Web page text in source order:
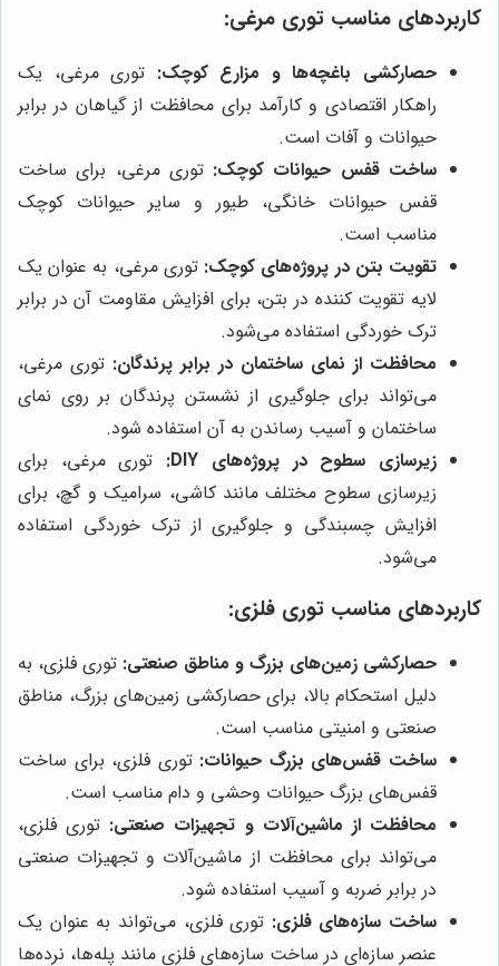
کاربردهای مناسب توری مرغی:
حصارکشی باغچه‌ها و مزارع کوچک: توری مرغی، یک
راهکار اقتصادی و کارآمد برای محافظت از گیاهان در برابر
حیوانات و آفات است.
ساخت قفس حیوانات کوچک: توری مرغی، برای ساخت
قفس حیوانات خانگی، طیور و سایر حیوانات کوچک
مناسب است.
تقویت بتن در پروژه‌های کوچک: توری مرغی، به عنوان یک
لایه تقویت کننده در بتن، برای افزایش مقاومت آن در برابر
ترک خوردگی استفاده می‌شود.
محافظت از نمای ساختمان در برابر پرندگان: توری مرغی،
می‌تواند برای جلوگیری از نشستن پرندگان بر روی نمای
ساختمان و آسیب رساندن به آن استفاده شود.
زیرسازی سطوح در پروژه‌های DIY:
توری مرغی، برای
زیرسازی سطوح مختلف مانند کاشی، سرامیک و گچ، برای
افزایش چسبندگی و جلوگیری از ترک خوردگی استفاده
می‌شود.
کاربردهای مناسب توری فلزی:
حصارکشی زمین‌های بزرگ و مناطق صنعتی: توری فلزی، به
دلیل استحکام بالا، برای حصارکشی زمین‌های بزرگ، مناطق
صنعتی و امنیتی مناسب است.
ساخت قفس‌های بزرگ حیوانات: توری فلزی، برای ساخت
قفس‌های بزرگ حیوانات وحشی و دام مناسب است.
محافظت از ماشین‌آلات و تجهیزات صنعتی: توری فلزی،
می‌تواند برای محافظت از ماشین‌آلات و تجهیزات صنعتی
در برابر ضربه و آسیب استفاده شود.
ساخت سازه‌های فلزی: توری فلزی، می‌تواند به عنوان یک
عنصر سازه‌ای در ساخت سازه‌های فلزی مانند پله‌ها، نرده‌ها